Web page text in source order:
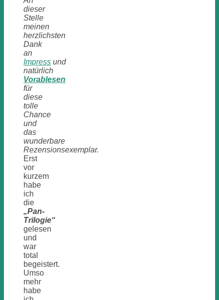
dieser
Stelle
meinen
herzlichsten
Dank
an
Impress und
natürlich
Vorablesen
für
diese
tolle
Chance
und
das
wunderbare
Rezensionsexemplar.
Erst
vor
kurzem
habe
ich
die
„Pan-
Trilogie“
gelesen
und
war
total
begeistert.
Umso
mehr
habe